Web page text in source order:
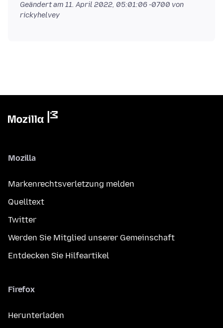
Geändert am 11. April 2022, 05:01:06 -0700 von
rickyhelvey
Mozilla
Markenrechtsverletzung melden
Quelltext
Twitter
Werden Sie Mitglied unserer Gemeinschaft
Entdecken Sie Hilfeartikel
Firefox
Herunterladen